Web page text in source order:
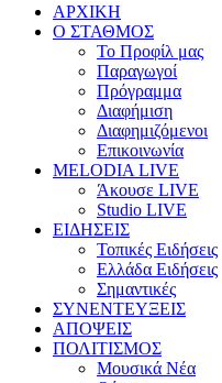
ΑΡΧΙΚΗ
Ο ΣΤΑΘΜΟΣ
Το Προφίλ μας
Παραγωγοί
Πρόγραμμα
Διαφήμιση
Διαφημιζόμενοι
Επικοινωνία
MELODIA LIVE
Άκουσε LIVE
Studio LIVE
ΕΙΔΗΣΕΙΣ
Τοπικές Ειδήσεις
Ελλάδα Ειδήσεις
Σημαντικές
ΣΥΝΕΝΤΕΥΞΕΙΣ
ΑΠΟΨΕΙΣ
ΠΟΛΙΤΙΣΜΟΣ
Μουσικά Νέα